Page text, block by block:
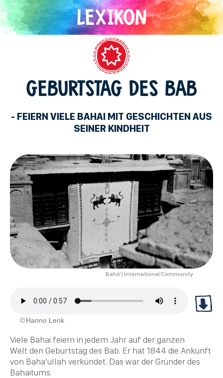
Direkt
zum
Inhalt
GEBURTSTAG DES BAB
- FEIERN VIELE BAHAI MIT GESCHICHTEN AUS
SEINER KINDHEIT
Bahá’í International Community
Hanno Lenk
Viele Bahai feiern in jedem Jahr auf der ganzen
Welt den Geburtstag des Bab. Er hat 1844 die Ankunft
von Baha’ullah verkündet. Das war der Gründer des
Bahaitums.